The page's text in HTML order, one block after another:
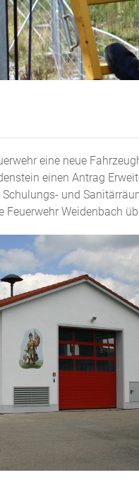
eine neue
einen Antrag
und
Weidenbach